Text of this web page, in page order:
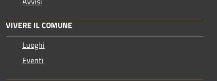
VIVERE IL COMUNE
Luoghi
Eventi